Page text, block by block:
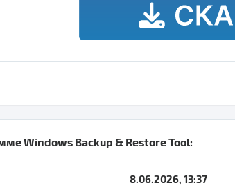
Windows Backup & Restore Tool:
8.06.2026, 13:37